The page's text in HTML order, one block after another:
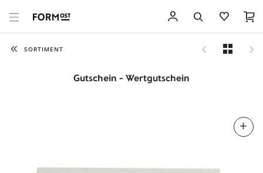
SORTIMENT
Gutschein - Wertgutschein